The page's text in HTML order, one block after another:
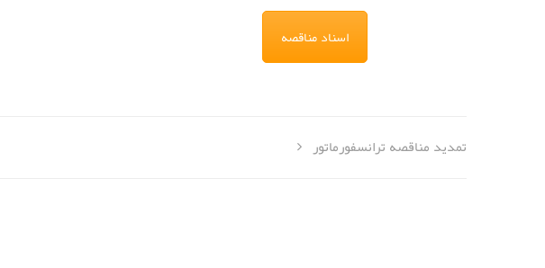
اسناد مناقصه
تمدید مناقصه ترانسفورماتور‎